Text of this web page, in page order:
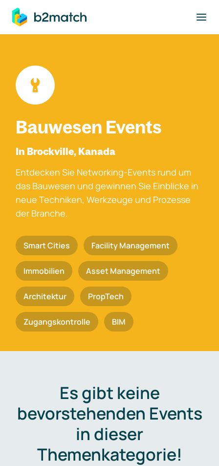
springen
Bauwesen Events
In Brockville, Kanada
Entdecken Sie Networking-Events rund um
das Bauwesen und gewinnen Sie Einblicke in
neue Techniken, Werkzeuge und Prozesse
der Branche.
Smart Cities Facility Management
Immobilien Asset Management
Architektur PropTech
Zugangskontrolle BIM
Es gibt keine
bevorstehenden Events
in dieser
Themenkategorie!